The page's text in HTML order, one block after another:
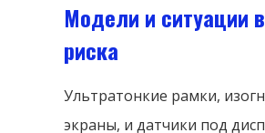
Модели и ситуации
риска
Ультратонкие рамки,
экраны, и датчики под